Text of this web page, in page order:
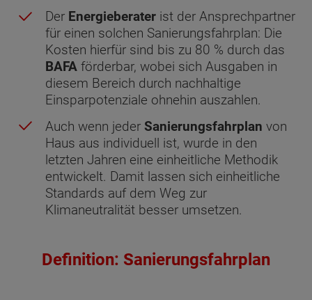
Der Energieberater ist der Ansprechpartner
für einen solchen Sanierungsfahrplan: Die
Kosten hierfür sind bis zu 80 % durch das
BAFA förderbar, wobei sich Ausgaben in
diesem Bereich durch nachhaltige
Einsparpotenziale ohnehin auszahlen.
Auch wenn jeder Sanierungsfahrplan von
Haus aus individuell ist, wurde in den
letzten Jahren eine einheitliche Methodik
entwickelt. Damit lassen sich einheitliche
Standards auf dem Weg zur
Klimaneutralität besser umsetzen.
Definition: Sanierungsfahrplan